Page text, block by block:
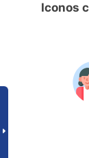
Iconos